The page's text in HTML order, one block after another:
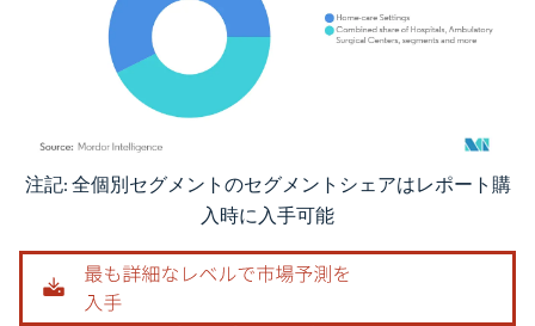
画像 © Mordor Intelligence。再利用にはCC BY 4.0の表示が必要です。
注記: 全個別セグメントのセグメントシェアはレポート購
入時に入手可能